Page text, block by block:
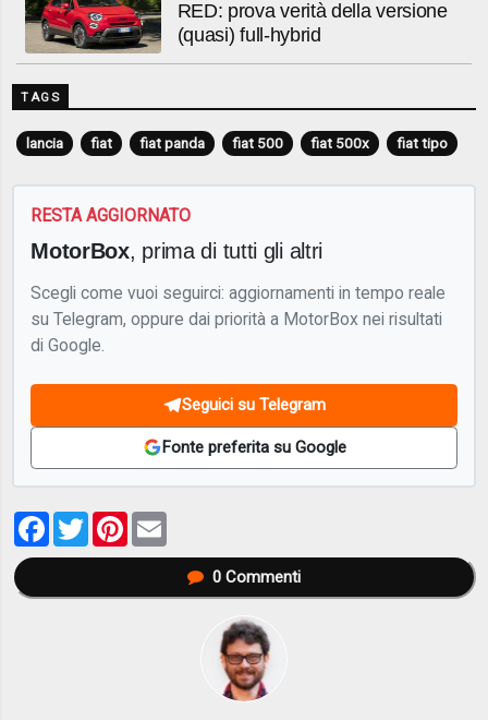
RED: prova verità della versione
(quasi) full-hybrid
TAGS
lancia fiat fiat panda fiat 500 fiat 500x fiat tipo
RESTA AGGIORNATO
MotorBox, prima di tutti gli altri
Scegli come vuoi seguirci: aggiornamenti in tempo reale
su Telegram, oppure dai priorità a MotorBox nei risultati
di Google.
Seguici su Telegram
Fonte preferita su Google
Facebook
TwitterPinterest
0Commenti